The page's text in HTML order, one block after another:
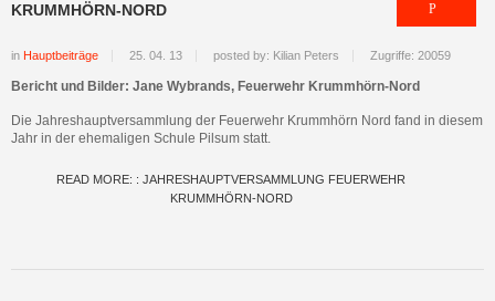
KRUMMHÖRN-NORD
in Hauptbeiträge 25. 04. 13 posted by: Kilian Peters Zugriffe: 20059
Bericht und Bilder: Jane Wybrands, Feuerwehr Krummhörn-Nord
Die Jahreshauptversammlung der Feuerwehr Krummhörn Nord fand in diesem
Jahr in der ehemaligen Schule Pilsum statt.
READ MORE: : JAHRESHAUPTVERSAMMLUNG FEUERWEHR
KRUMMHÖRN-NORD